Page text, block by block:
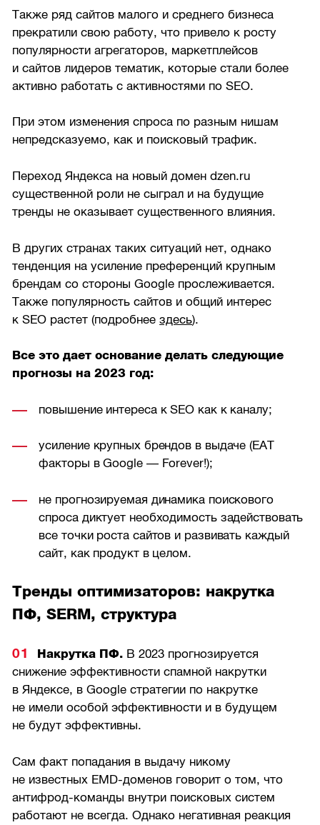
Также ряд сайтов малого и среднего бизнеса
прекратили свою работу, что привело к росту
популярности агрегаторов, маркетплейсов
и сайтов лидеров тематик, которые стали более
активно работать с активностями по SEO.
При этом изменения спроса по разным нишам
непредсказуемо, как и поисковый трафик.
Переход Яндекса на новый домен dzen.ru
существенной роли не сыграл и на будущие
тренды не оказывает существенного влияния.
В других странах таких ситуаций нет, однако
тенденция на усиление преференций крупным
брендам со стороны Google прослеживается.
Также популярность сайтов и общий интерес
к SEO растет (подробнеездесь).
Все это дает основание делать следующие
прогнозы на 2023 год:
повышение интереса к SEO как к каналу;
усиление крупных брендов в выдаче (EAT
факторы в Google — Forever!);
не прогнозируемая динамика поискового
спроса диктует необходимость задействовать
все точки роста сайтов и развивать каждый
сайт, как продукт в целом.
Тренды оптимизаторов: накрутка
ПФ, SERM, структура
Накрутка ПФ.В 2023 прогнозируется
снижение эффективности спамной накрутки
в Яндексе, в Google стратегии по накрутке
не имели особой эффективности и в будущем
не будут эффективны.
Сам факт попадания в выдачу никому
не известных EMD-доменов говорит о том, что
антифрод-команды внутри поисковых систем
работают не всегда. Однако негативная реакция